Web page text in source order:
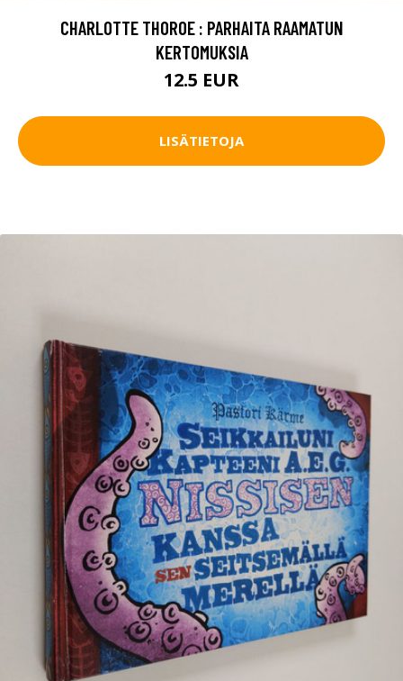
CHARLOTTE THOROE : PARHAITA RAAMATUN
KERTOMUKSIA
12.5 EUR
LISÄTIETOJA